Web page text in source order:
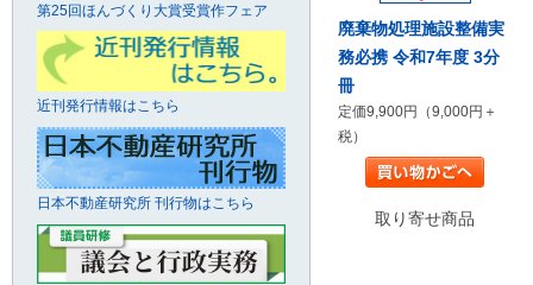
廃棄物処理施設整備実
務必携 令和7年度 3分
冊
定価9,900円（9,000円＋
税）
取り寄せ商品
第25回ほんづくり大賞受賞作フェア
近刊発行情報はこちら
日本不動産研究所 刊行物はこちら